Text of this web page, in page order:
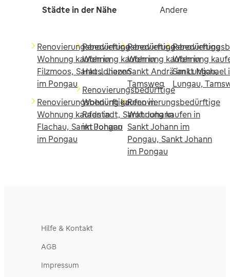
Städte in der Nähe Andere
Renovierungsbedürftige
Wohnung kaufen in
Filzmoos, Sankt Johann
im Pongau
Renovierungsbedürftige
Wohnung kaufen in
Flachau, Sankt Johann
im Pongau
Renovierungsbedürftige
Wohnung kaufen in
Haus, Liezen
Renovierungsbedürftige
Wohnung kaufen in
Radstadt, Sankt Johann
im Pongau
Renovierungsbedürftige
Wohnung kaufen in
Sankt Andrä im Lungau,
Tamsweg
Renovierungsbedürftige
Wohnung kaufen in
Sankt Johann im
Pongau, Sankt Johann
im Pongau
Wohnung
Sankt Michael
Lungau,
Hilfe & Kontakt
AGB
Impressum